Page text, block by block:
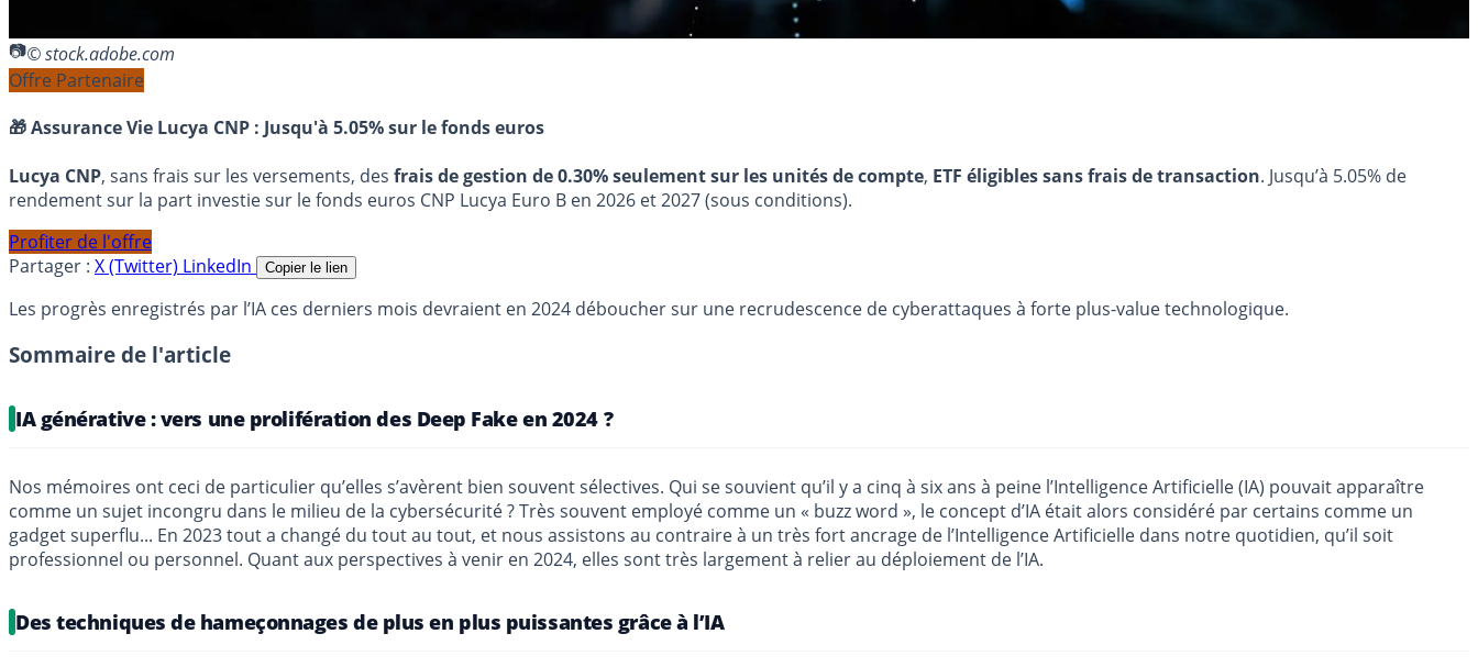
© stock.adobe.com
Offre Partenaire
🎁 Assurance Vie Lucya CNP : Jusqu'à 5.05% sur le fonds euros
Lucya CNP, sans frais sur les versements, des frais de gestion de 0.30% seulement sur les unités de compte, ETF éligibles sans frais de transaction. Jusqu’à 5.05% de
rendement sur la part investie sur le fonds euros CNP Lucya Euro B en 2026 et 2027 (sous conditions).
Profiter de l'offre
Partager : X (Twitter) LinkedIn Copier le lien
Les progrès enregistrés par l’IA ces derniers mois devraient en 2024 déboucher sur une recrudescence de cyberattaques à forte plus-value technologique.
Sommaire de l'article
IA générative : vers une prolifération des Deep Fake en 2024 ?
Nos mémoires ont ceci de particulier qu’elles s’avèrent bien souvent sélectives. Qui se souvient qu’il y a cinq à six ans à peine l’Intelligence Artificielle (IA) pouvait apparaître
comme un sujet incongru dans le milieu de la cybersécurité ? Très souvent employé comme un « buzz word », le concept d’IA était alors considéré par certains comme un
gadget superflu... En 2023 tout a changé du tout au tout, et nous assistons au contraire à un très fort ancrage de l’Intelligence Artificielle dans notre quotidien, qu’il soit
professionnel ou personnel. Quant aux perspectives à venir en 2024, elles sont très largement à relier au déploiement de l’IA.
Des techniques de hameçonnages de plus en plus puissantes grâce à l’IA